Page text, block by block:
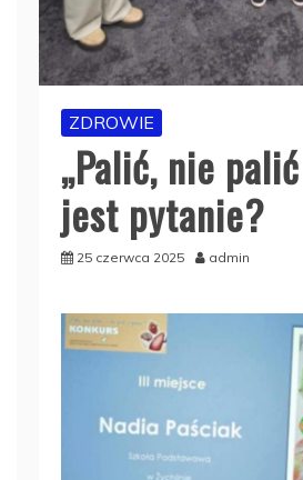
ZDROWIE
„Palić, nie
jest pytanie?
25 czerwca 2025 admin